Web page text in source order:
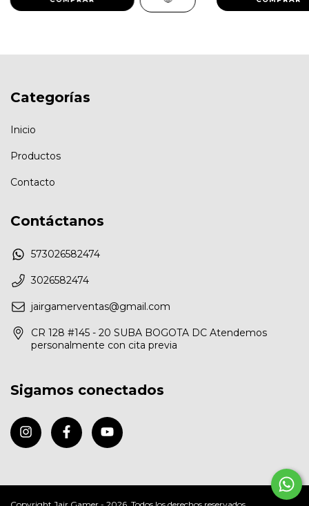
Categorías
Inicio
Productos
Contacto
Contáctanos
573026582474
3026582474
jairgamerventas@gmail.com
CR 128 #145 - 20 SUBA BOGOTA DC Atendemos
personalmente con cita previa
Sigamos conectados